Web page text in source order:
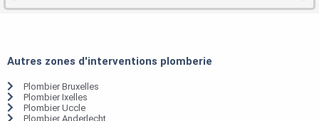
Autres zones d'interventions plomberie
Plombier Bruxelles
Plombier Ixelles
Plombier Uccle
Plombier Anderlecht